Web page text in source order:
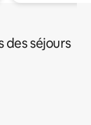
des séjours